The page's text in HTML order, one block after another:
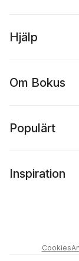
Hjälp
Om Bokus
Populärt
Inspiration
Cookies